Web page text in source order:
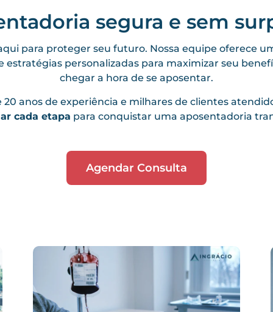
segura e sem
para proteger seu futuro. Nossa equipe oferece
estratégias personalizadas para maximizar seu
chegar a hora de se aposentar.
20 anos de experiência e milhares de clientes
cada etapa para conquistar uma aposentadoria
Agendar Consulta